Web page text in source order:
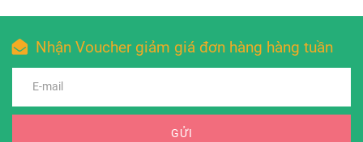
Nhận Voucher giảm giá đơn hàng hàng tuần
GỬI